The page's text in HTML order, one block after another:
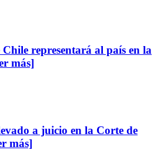
representará al país en la
más]
a juicio en la Corte de
más]